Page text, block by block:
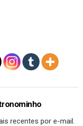
recentes por e-mail.